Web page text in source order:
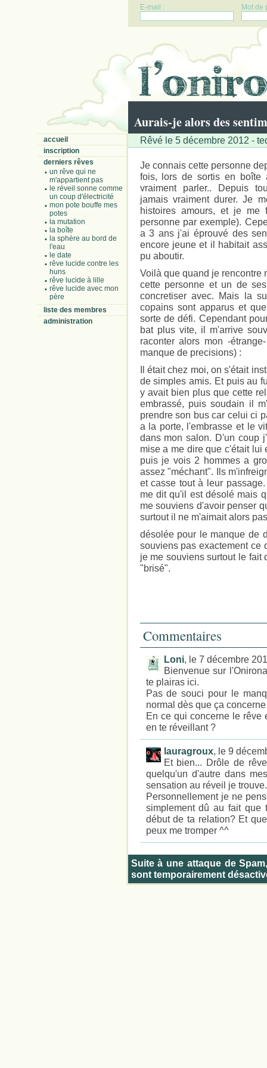
E-mail : Mot de
Aurais-je alors des
accueil
inscription
derniers rêves
un rêve qui ne
m'appartient pas
le réveil sonne comme
un coup d'électricité
mon pote bouffe mes
potes
la mutation
la boîte
la sphère au bord de
l'eau
le date
rêve lucide contre les
huns
rêve lucide à lille
rêve lucide avec mon
père
liste des membres
administration
Rêvé le 5 décembre 2012 -
Je connais cette personne
fois, lors de sortis en boîte
vraiment parler.. Depuis
jamais vraiment durer. Je
histoires amours, et je me
personne par exemple).
a 3 ans j'ai éprouvé des
encore jeune et il habitait
pu aboutir.
Voilà que quand je rencontre
cette personne et un de
concretiser avec. Mais la
copains sont apparus et
sorte de défi. Cependant
bat plus vite, il m'arrive
raconter alors mon -
manque de precisions) :
Il était chez moi, on s'était
de simples amis. Et puis au
y avait bien plus que cette
embrassé, puis soudain il
prendre son bus car celui ci
a la porte, l'embrasse et le
dans mon salon. D'un coup
mise a me dire que c'était lui
puis je vois 2 hommes a
assez "méchant". Ils
et casse tout à leur
me dit qu'il est désolé mais
me souviens d'avoir penser
surtout il ne m'aimait alors
désolée pour le manque de
souviens pas exactement ce
je me souviens surtout le fait
"brisé".
Commentaires
Loni, le 7 décembre
Bienvenue sur
te plairas ici.
Pas de souci pour le
normal dès que ça
En ce qui concerne le rêve
en te réveillant ?
lauragroux, le 9
Et bien... Drôle de
quelqu'un d'autre dans
sensation au réveil je
Personnellement je ne
simplement dû au fait
début de ta relation? Et
peux me tromper ^^
Suite à une attaque de
sont temporairement